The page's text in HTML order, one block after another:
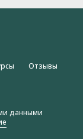
Отзывы
данными